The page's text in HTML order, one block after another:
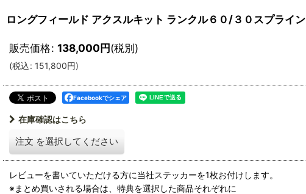
ロングフィールド アクスルキット ランクル６０/３０スプライン
販売価格: 138,000円(税別)
(税込: 151,800円)
Facebookでシェア
在庫確認はこちら
注文 を選択してください
レビューを書いていただける方に当社ステッカーを1枚お付けします。
※まとめ買いされる場合は、特典を選択した商品それぞれに